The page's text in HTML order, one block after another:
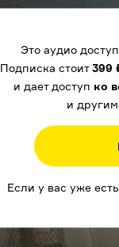
Это аудио
Подписка стоит399
и дает доступ ко
и
Если у вас уже